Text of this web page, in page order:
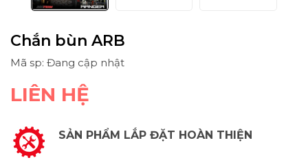
Chắn bùn ARB
Mã sp: Đang cập nhật
LIÊN HỆ
SẢN PHẨM LẮP ĐẶT HOÀN THIỆN